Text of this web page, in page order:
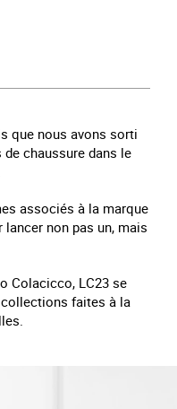
que nous avons sorti
de chaussure dans le
associés à la marque
non pas un, mais
Colacicco, LC23 se
faites à la